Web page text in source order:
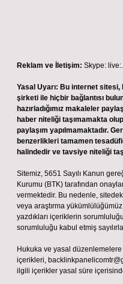
Reklam ve İletişim: Skype:
Yasal Uyarı: Bu internet sitesi,
şirketi ile hiçbir bağlantısı
hazırladığımız makaleler
haber niteliği taşımamakta
paylaşım yapılmamaktadır.
benzerlikleri tamamen
halindedir ve tavsiye niteliği
Sitemiz, 5651 Sayılı Kanun
Kurumu (BTK) tarafından
vermektedir. Bu nedenle,
veya araştırma
yazdıkları içeriklerin
sorumluluğu kabul etmiş
Hukuka ve yasal
içerikleri,
ilgili içerikler yasal süre